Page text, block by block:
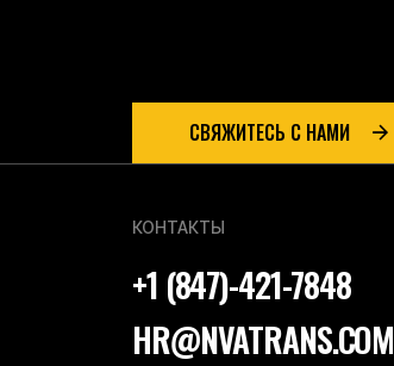
СВЯЖИТЕСЬ С НАМИ
КОНТАКТЫ
+1 (847)-421-7848
HR@NVATRANS.COM